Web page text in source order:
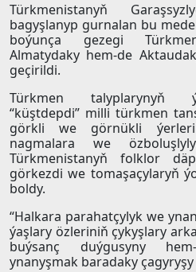
Türkmenistanyň
bagyşlanyp gurnalan bu
boýunça gezegi
Almatydaky hem-de
geçirildi.
Türkmen talyplarynyň
“küştdepdi” milli türkmen
görkli we görnükli
nagmalara we
Türkmenistanyň folklor
görkezdi we tomaşaçylaryň
boldy.
“Halkara parahatçylyk we
ýaşlary özleriniň çykyşlary
buýsanç duýgusyny
ynanyşmak baradaky